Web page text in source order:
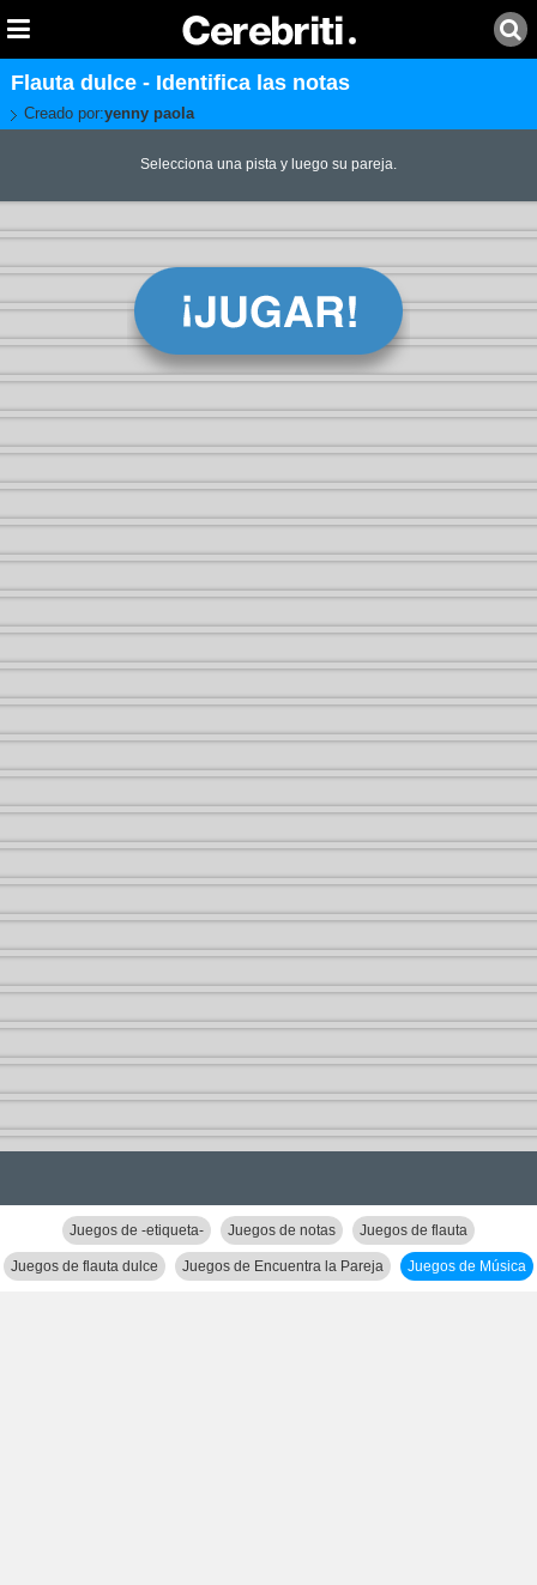
Flauta dulce - Identifica las notas
Creado por:yenny paola
Selecciona una pista y luego su pareja.
Juegos de -etiqueta- Juegos de notas Juegos de flauta
Juegos de flauta dulce Juegos de Encuentra la Pareja Juegos de Música